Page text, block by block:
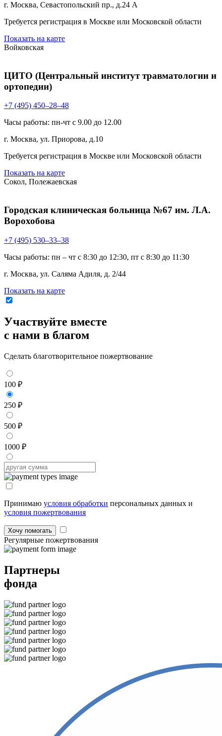
г. Москва, Севастопольский пр., д.24 А
Требуется регистрация в Москве или Московской области
Показать на карте
Войковская
ЦИТО (Центральный институт травматологии и
ортопедии)
+7 (495) 450–28–48
Часы работы: пн-чт с 9.00 до 12.00
г. Москва, ул. Приорова, д.10
Требуется регистрация в Москве или Московской области
Показать на карте
Сокол, Полежаевская
Городская клиническая больница №67 им. Л.А.
Ворохобова
+7 (495) 530–33–38
Часы работы: пн – чт с 8:30 до 12:30, пт с 8:30 до 11:30
г. Москва, ул. Саляма Адиля, д. 2/44
Показать на карте
Участвуйте вместе
с нами в благом
Сделать благотворительное пожертвование
100 ₽
250 ₽
500 ₽
1000 ₽
Принимаю условия обработки персональных данных и
условия пожертвования
Хочу помогать
Регулярные пожертвования
Партнеры
фонда